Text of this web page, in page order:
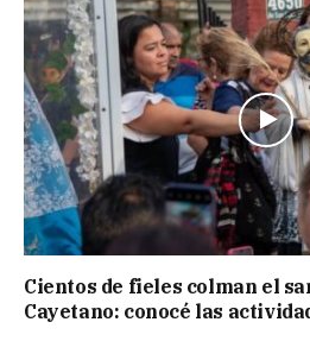
Cientos de fieles colman el
Cayetano: conocé las